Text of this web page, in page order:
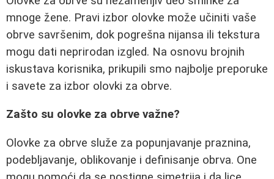
mnoge žene. Pravi izbor olovke može učiniti vaše
obrve savršenim, dok pogrešna nijansa ili tekstura
mogu dati neprirodan izgled. Na osnovu brojnih
iskustava korisnika, prikupili smo najbolje preporuke
i savete za izbor olovki za obrve.
Zašto su olovke za obrve važne?
Olovke za obrve služe za popunjavanje praznina,
podebljavanje, oblikovanje i definisanje obrva. One